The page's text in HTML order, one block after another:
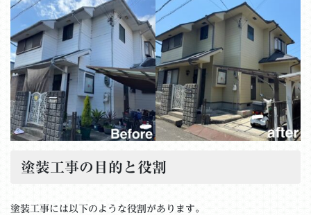
塗装工事の目的と役割
塗装工事には以下のような役割があります。